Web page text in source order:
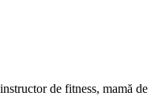
de fitness, mamă de